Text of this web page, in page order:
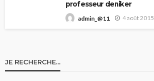
professeur deniker
admin_@11 4 août 2015
JE RECHERCHE…